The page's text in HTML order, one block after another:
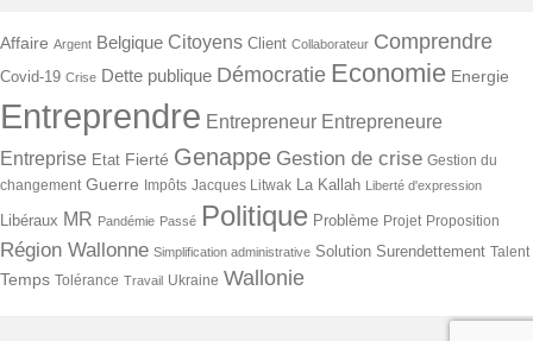
Affaire Argent Belgique Citoyens Client Collaborateur Comprendre
Covid-19 Crise Dette publique Démocratie Economie Energie
Entreprendre Entrepreneur Entrepreneure
Entreprise Etat Fierté Genappe Gestion de crise Gestion du
changement Guerre Impôts Jacques Litwak La Kallah Liberté d'expression
Libéraux MR Pandémie Passé Politique Problème Projet Proposition
Région Wallonne Simplification administrative Solution Surendettement Talent
Temps Tolérance Travail Ukraine Wallonie